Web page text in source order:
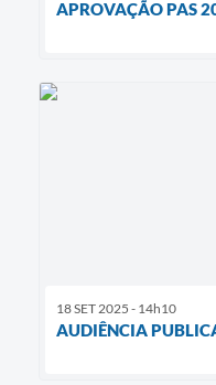
APROVAÇÃO PAS
18 SET 2025 - 14h10
AUDIÊNCIA